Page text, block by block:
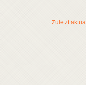
Zuletzt